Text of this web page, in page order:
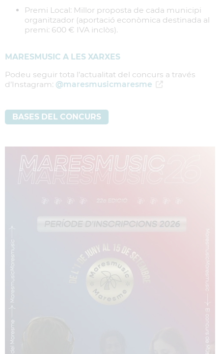
Premi Local: Millor proposta de cada municipi
organitzador (aportació econòmica destinada al
premi: 600 € IVA inclòs).
MARESMUSIC A LES XARXES
Podeu seguir tota l’actualitat del concurs a través
d’Instagram: @maresmusicmaresme
BASES DEL CONCURS